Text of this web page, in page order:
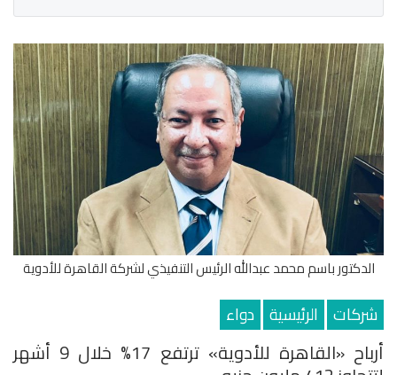
الدكتور باسم محمد عبدالله الرئيس التنفيذي لشركة القاهرة للأدوية
شركات الرئيسية دواء
أرباح «القاهرة للأدوية» ترتفع 17% خلال 9 أشهر